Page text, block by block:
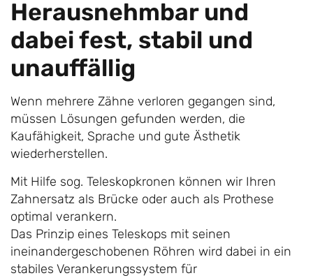
Herausnehmbar und
dabei fest, stabil und
unauffällig
Wenn mehrere Zähne verloren gegangen sind,
müssen Lösungen gefunden werden, die
Kaufähigkeit, Sprache und gute Ästhetik
wiederherstellen.
Mit Hilfe sog. Teleskopkronen können wir Ihren
Zahnersatz als Brücke oder auch als Prothese
optimal verankern.
Das Prinzip eines Teleskops mit seinen
ineinandergeschobenen Röhren wird dabei in ein
stabiles Verankerungssystem für